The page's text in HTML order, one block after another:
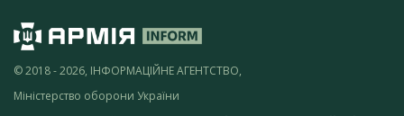
© 2018 - 2026, ІНФОРМАЦІЙНЕ АГЕНТСТВО,
Міністерство оборони України